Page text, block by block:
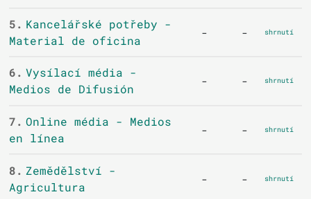
5. Kancelářské potřeby -
Material de oficina
- - shrnutí
6. Vysílací média -
Medios de Difusión
- - shrnutí
7. Online média - Medios
en línea
- - shrnutí
8. Zemědělství -
Agricultura
- - shrnutí